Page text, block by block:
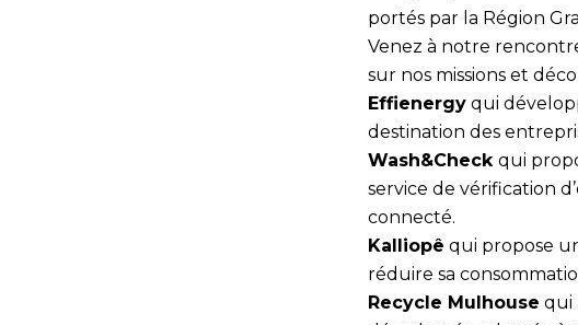
portés par la Région
Venez à notre
sur nos missions et
Effienergy qui
destination des
Wash&Check qui
service de vérification
connecté.
Kalliopê qui propose
réduire sa
Recycle Mulhouse qui